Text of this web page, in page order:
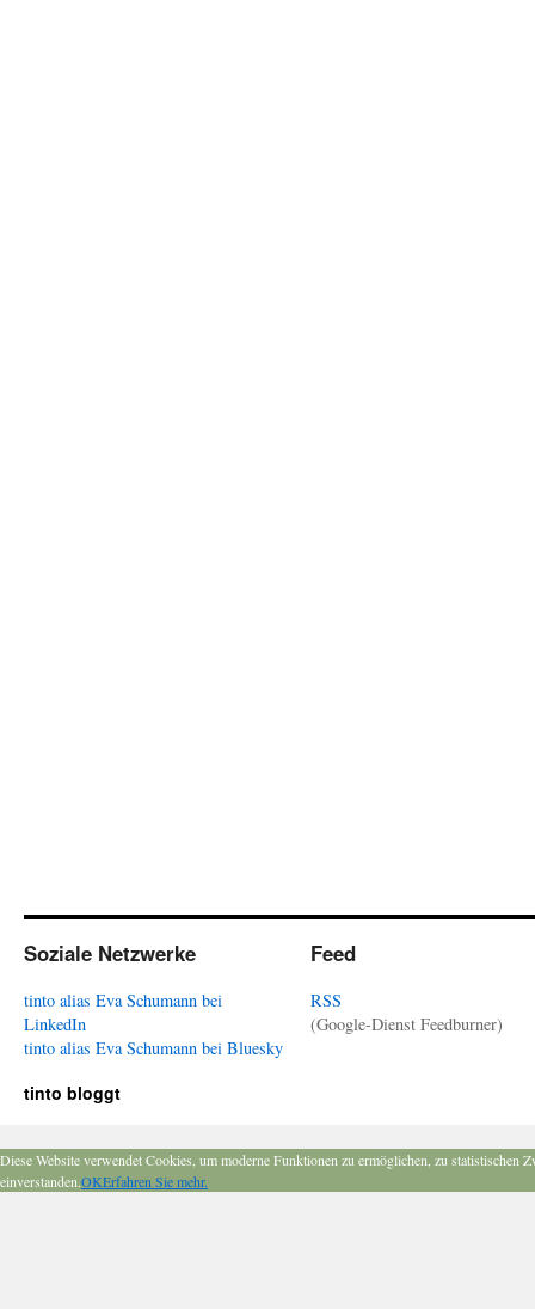
Soziale Netzwerke
tinto alias Eva Schumann bei
LinkedIn
tinto alias Eva Schumann bei Bluesky
Feed
RSS
(Google-Dienst Feedburner)
tinto bloggt
Diese Website verwendet Cookies, um moderne Funktionen zu ermöglichen, zu
einverstanden.OKErfahren Sie mehr.